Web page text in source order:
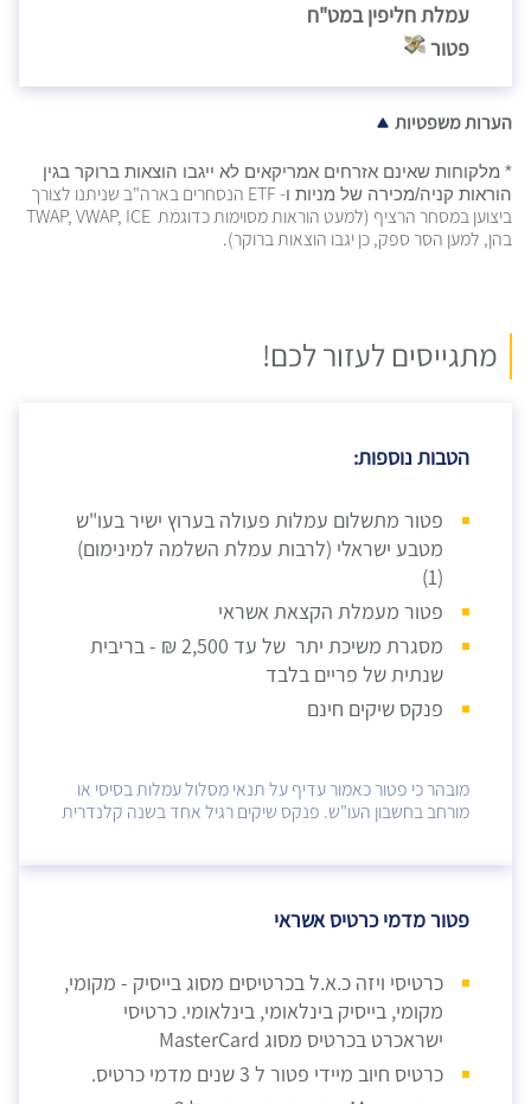
עמלת חליפין במט"ח
פטור
הערות משפטיות
* מלקוחות שאינם אזרחים אמריקאים לא ייגבו הוצאות ברוקר בגין
הוראות קניה/מכירה של מניות ו
- ETF הנסחרים בארה"ב שניתנו לצורך
ביצוען במסחר הרציף (למעט הוראות מסוימות כדוגמת TWAP, VWAP, ICE
בהן, למען הסר ספק, כן יגבו הוצאות ברוקר).
מתגייסים לעזור לכם!
הטבות נוספות:
פטור מתשלום עמלות פעולה בערוץ ישיר בעו"ש
מטבע ישראלי (לרבות עמלת השלמה למינימום)
(1)
פטור מעמלת הקצאת אשראי
מסגרת משיכת יתר של עד 2,500 ₪ - בריבית
שנתית של פריים בלבד
פנקס שיקים חינם
מובהר כי פטור כאמור עדיף על תנאי מסלול עמלות בסיסי או
מורחב בחשבון העו"ש. פנקס שיקים רגיל אחד בשנה קלנדרית
פטור מדמי כרטיס אשראי
כרטיסי ויזה כ.א.ל בכרטיסים מסוג בייסיק - מקומי,
מקומי, בייסיק בינלאומי, בינלאומי. כרטיסי
ישראכרט בכרטיס מסוג MasterCard
כרטיס חיוב מיידי פטור ל 3 שנים מדמי כרטיס.